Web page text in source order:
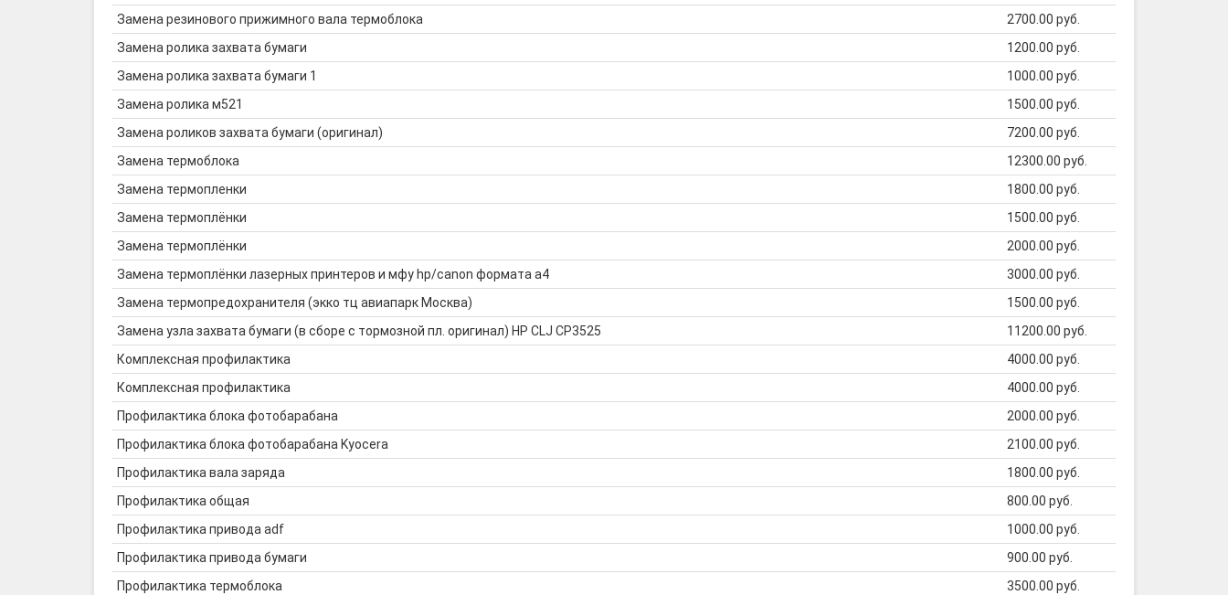
Замена резинового прижимного вала термоблока
2700.00 руб.
Замена ролика захвата бумаги
1200.00 руб.
Замена ролика захвата бумаги 1
1000.00 руб.
Замена ролика м521
1500.00 руб.
Замена роликов захвата бумаги (оригинал)
7200.00 руб.
Замена термоблока
12300.00 руб.
Замена термопленки
1800.00 руб.
Замена термоплёнки
1500.00 руб.
Замена термоплёнки
2000.00 руб.
Замена термоплёнки лазерных принтеров и мфу hp/canon формата а4
3000.00 руб.
Замена термопредохранителя (экко тц авиапарк Москва)
1500.00 руб.
Замена узла захвата бумаги (в сборе с тормозной пл. оригинал) HP CLJ CP3525
11200.00 руб.
Комплексная профилактика
4000.00 руб.
Комплексная профилактика
4000.00 руб.
Профилактика блока фотобарабана
2000.00 руб.
Профилактика блока фотобарабана Kyocera
2100.00 руб.
Профилактика вала заряда
1800.00 руб.
Профилактика общая
800.00 руб.
Профилактика привода adf
1000.00 руб.
Профилактика привода бумаги
900.00 руб.
Профилактика термоблока
3500.00 руб.